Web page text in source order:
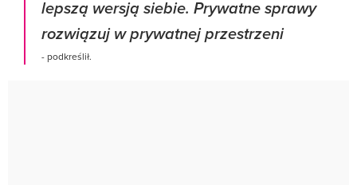
lepszą wersją siebie. Prywatne sprawy
rozwiązuj w prywatnej przestrzeni
- podkreślił.